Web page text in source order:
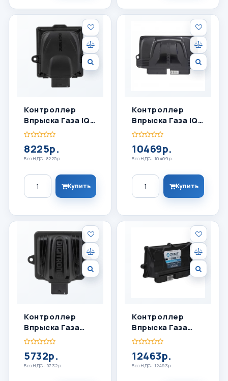
Контроллер
Впрыска Газа IQ
4 Цил
8225р.
Без НДС: 8225р.
Количество
Купить
Контроллер
Впрыска Газа IQ
8 Цил
10469р.
Без НДС: 10469р.
Количество
Купить
Контроллер
Впрыска Газа
Maxi-II
5732р.
Без НДС: 5732р.
Контроллер
Впрыска Газа
ZENIT BLACK BOX
12463р.
Без НДС: 12463р.